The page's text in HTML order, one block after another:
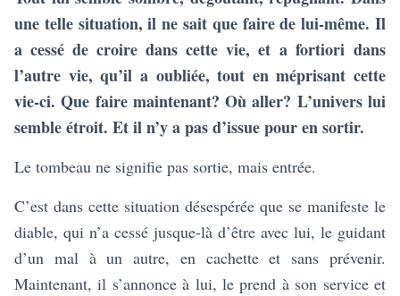
une telle situation, il ne sait que faire de lui-même. Il
a cessé de croire dans cette vie, et a fortiori dans
l’autre vie, qu’il a oubliée, tout en méprisant cette
vie-ci. Que faire maintenant? Où aller? L’univers lui
semble étroit. Et il n’y a pas d’issue pour en sortir.
Le tombeau ne signifie pas sortie, mais entrée.
C’est dans cette situation désespérée que se manifeste le
diable, qui n’a cessé jusque-là d’être avec lui, le guidant
d’un mal à un autre, en cachette et sans prévenir.
Maintenant, il s’annonce à lui, le prend à son service et